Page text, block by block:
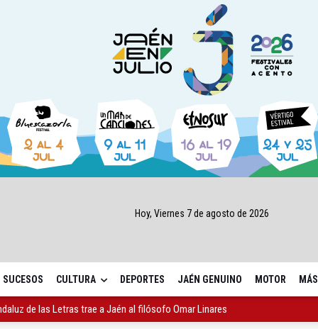
Hoy, Viernes 7 de agosto de 2026
SUCESOS CULTURA DEPORTES JAÉN GENUINO MOTOR MÁS
de las Letras trae a Jaén al filósofo Omar Linares